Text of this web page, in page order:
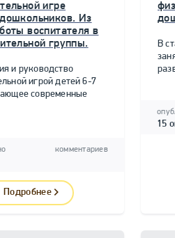
игре
Из
воспитателя в
группы.
и руководство
игрой детей 6-7
современные
комментариев
Подробнее
В
15